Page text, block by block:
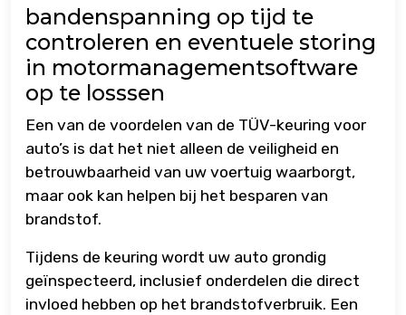
bandenspanning op tijd te
controleren en eventuele storing
in motormanagementsoftware
op te losssen
Een van de voordelen van de TÜV-keuring voor
auto’s is dat het niet alleen de veiligheid en
betrouwbaarheid van uw voertuig waarborgt,
maar ook kan helpen bij het besparen van
brandstof.
Tijdens de keuring wordt uw auto grondig
geïnspecteerd, inclusief onderdelen die direct
invloed hebben op het brandstofverbruik. Een